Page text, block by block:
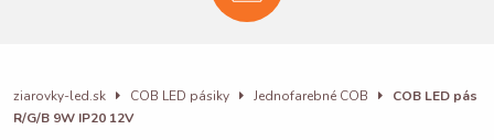
ziarovky-led.sk COB LED pásiky Jednofarebné COB
COB LED pás
R/G/B 9W IP20 12V